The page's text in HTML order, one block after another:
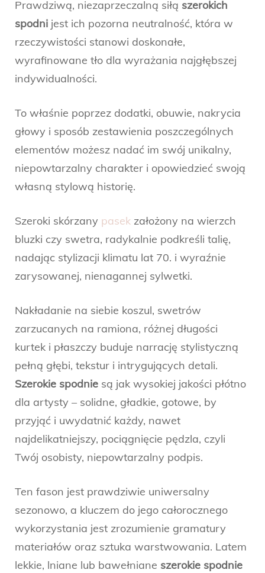
Prawdziwą, niezaprzeczalną siłą szerokich
spodni jest ich pozorna neutralność, która w
rzeczywistości stanowi doskonałe,
wyrafinowane tło dla wyrażania najgłębszej
indywidualności.
To właśnie poprzez dodatki, obuwie, nakrycia
głowy i sposób zestawienia poszczególnych
elementów możesz nadać im swój unikalny,
niepowtarzalny charakter i opowiedzieć swoją
własną stylową historię.
Szeroki skórzany pasek założony na wierzch
bluzki czy swetra, radykalnie podkreśli talię,
nadając stylizacji klimatu lat 70. i wyraźnie
zarysowanej, nienagannej sylwetki.
Nakładanie na siebie koszul, swetrów
zarzucanych na ramiona, różnej długości
kurtek i płaszczy buduje narrację stylistyczną
pełną głębi, tekstur i intrygujących detali.
Szerokie spodnie są jak wysokiej jakości płótno
dla artysty – solidne, gładkie, gotowe, by
przyjąć i uwydatnić każdy, nawet
najdelikatniejszy, pociągnięcie pędzla, czyli
Twój osobisty, niepowtarzalny podpis.
Ten fason jest prawdziwie uniwersalny
sezonowo, a kluczem do jego całorocznego
wykorzystania jest zrozumienie gramatury
materiałów oraz sztuka warstwowania. Latem
lekkie, lniane lub bawełniane szerokie spodnie